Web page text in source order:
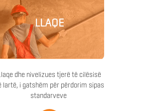
LLAQE
dhe nivelizues tjerë të cilësisë
lartë, i gatshëm për përdorim sipas
standarveve